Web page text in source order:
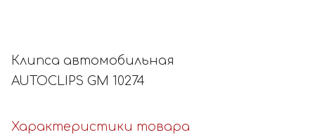
Клипса автомобильная
AUTOCLIPS GM 10274
Характеристики товара